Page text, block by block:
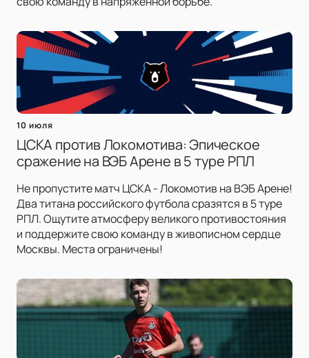
10 июля
ЦСКА против Локомотива: Эпическое
сражение на ВЭБ Арене в 5 туре РПЛ
Не пропустите матч ЦСКА - Локомотив на ВЭБ Арене!
Два титана российского футбола сразятся в 5 туре
РПЛ. Ощутите атмосферу великого противостояния
и поддержите свою команду в живописном сердце
Москвы. Места ограничены!